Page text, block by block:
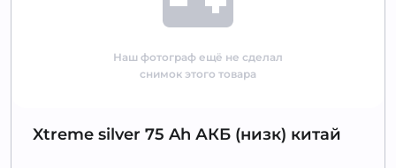
Наш фотограф ещё не сделал
снимок этого товара
Xtreme silver 75 Ah АКБ (низк) китай